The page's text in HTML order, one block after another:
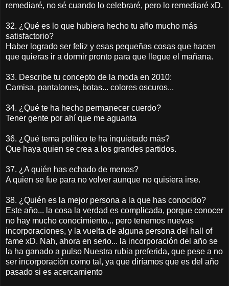
remediaré, no sé cuando lo celebraré, pero lo remediaré xD.
32. ¿Qué es lo que hubiera hecho tu año mucho más
satisfactorio?
Haber logrado ser feliz y esas pequeñas cosas que hacen
que quieras ir a dormir pronto para que llegue el mañana.
33. Describe tu concepto de la moda en 2010:
Camisa, pantalones, botas... colores oscuros...
34. ¿Qué te ha hecho permanecer cuerdo?
Tener gente por ahí que me aguanta
36. ¿Qué tema político te ha inquietado más?
Que haya quien se crea a los grandes partidos.
37. ¿A quién has echado de menos?
A quien se fue para no volver aunque no quisiera irse.
38. ¿Quién es la mejor persona a la que has conocido?
Este año... la cosa la verdad es complicada, porque conocer
no hay mucho conocimiento... pero tenemos nuevas
incorporaciones, y la vuelta de alguna persona del hall of
fame xD. Nah, ahora en serio... la incorporación del año se
la ha ganado a pulso Nuestra rubia preferida, que pese a no
ser incorporación como tal, ya que diríamos que es del año
pasado si es acercamiento